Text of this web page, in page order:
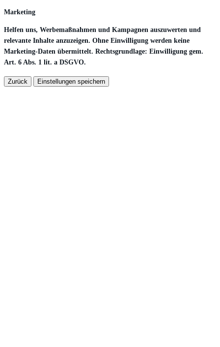
Marketing
Helfen uns, Werbemaßnahmen und Kampagnen auszuwerten und
relevante Inhalte anzuzeigen. Ohne Einwilligung werden keine
Marketing-Daten übermittelt. Rechtsgrundlage: Einwilligung gem.
Art. 6 Abs. 1 lit. a DSGVO.
Zurück Einstellungen speichern